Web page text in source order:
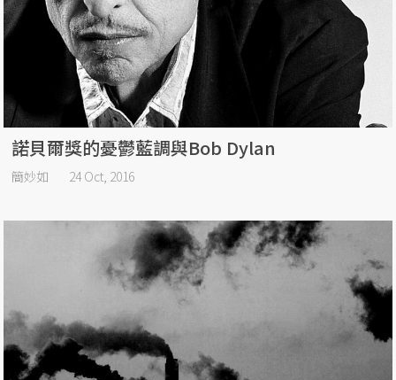
諾貝爾獎的憂鬱藍調與Bob Dylan
簡妙如 24 Oct, 2016